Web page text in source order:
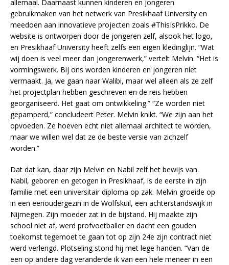
allemaal. Daarnaast kunnen kinderen en jongeren
gebruikmaken van het netwerk van Presikhaaf University en
meedoen aan innovatieve projecten zoals #ThisIsPrikko. De
website is ontworpen door de jongeren zelf, alsook het logo,
en Presikhaaf University heeft zelfs een eigen kledinglijn. “Wat
wij doen is veel meer dan jongerenwerk,” vertelt Melvin. “Het is
vormingswerk. Bij ons worden kinderen en jongeren niet
vermaakt. Ja, we gaan naar Walibi, maar wel alleen als ze zelf
het projectplan hebben geschreven en de reis hebben
georganiseerd. Het gaat om ontwikkeling.” “Ze worden niet
gepamperd,” concludeert Peter. Melvin knikt. “We zijn aan het
opvoeden. Ze hoeven echt niet allemaal architect te worden,
maar we willen wel dat ze de beste versie van zichzelf
worden.”
Dat dat kan, daar zijn Melvin en Nabil zelf het bewijs van.
Nabil, geboren en getogen in Presikhaaf, is de eerste in zijn
familie met een universitair diploma op zak. Melvin groeide op
in een eenoudergezin in de Wolfskuil, een achterstandswijk in
Nijmegen. Zijn moeder zat in de bijstand. Hij maakte zijn
school niet af, werd profvoetballer en dacht een gouden
toekomst tegemoet te gaan tot op zijn 24e zijn contract niet
werd verlengd. Plotseling stond hij met lege handen. “Van de
een op andere dag veranderde ik van een hele meneer in een